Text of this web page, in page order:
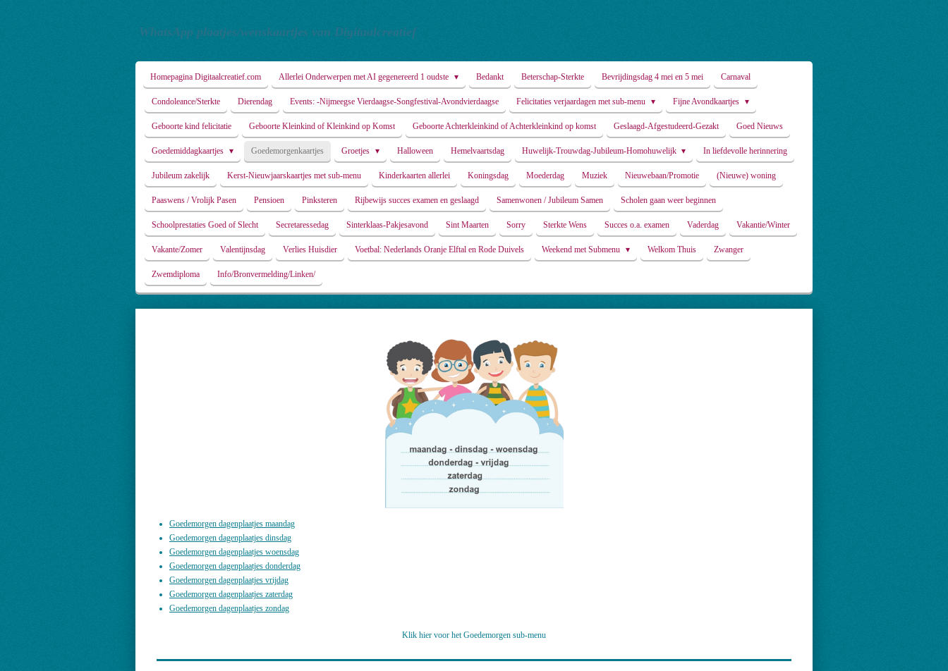
WhatsApp plaatjes/wenskaartjes van Digitaalcreatief
Homepagina Digitaalcreatief.com Allerlei Onderwerpen met AI gegenereerd 1 oudste Bedankt Beterschap-Sterkte Bevrijdingsdag 4 mei en 5 mei Carnaval
Condoleance/Sterkte Dierendag Events: -Nijmeegse Vierdaagse-Songfestival-Avondvierdaagse Felicitaties verjaardagen met sub-menu Fijne Avondkaartjes
Geboorte kind felicitatie Geboorte Kleinkind of Kleinkind op Komst Geboorte Achterkleinkind of Achterkleinkind op komst Geslaagd-Afgestudeerd-Gezakt Goed Nieuws
Goedemiddagkaartjes Goedemorgenkaartjes Groetjes Halloween Hemelvaartsdag Huwelijk-Trouwdag-Jubileum-Homohuwelijk In liefdevolle herinnering
Jubileum zakelijk Kerst-Nieuwjaarskaartjes met sub-menu Kinderkaarten allerlei Koningsdag Moederdag Muziek Nieuwebaan/Promotie (Nieuwe) woning
Paaswens / Vrolijk Pasen Pensioen Pinksteren Rijbewijs succes examen en geslaagd Samenwonen / Jubileum Samen Scholen gaan weer beginnen
Schoolprestaties Goed of Slecht Secretaressedag Sinterklaas-Pakjesavond Sint Maarten Sorry Sterkte Wens Succes o.a. examen Vaderdag Vakantie/Winter
Vakante/Zomer Valentijnsdag Verlies Huisdier Voetbal: Nederlands Oranje Elftal en Rode Duivels Weekend met Submenu Welkom Thuis Zwanger
Zwemdiploma Info/Bronvermelding/Linken/
Goedemorgen dagenplaatjes maandag
Goedemorgen dagenplaatjes dinsdag
Goedemorgen dagenplaatjes woensdag
Goedemorgen dagenplaatjes donderdag
Goedemorgen dagenplaatjes vrijdag
Goedemorgen dagenplaatjes zaterdag
Goedemorgen dagenplaatjes zondag
Klik hier voor het Goedemorgen sub-menu